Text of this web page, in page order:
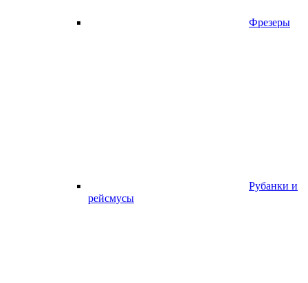
Фрезеры
Рубанки и
рейсмусы